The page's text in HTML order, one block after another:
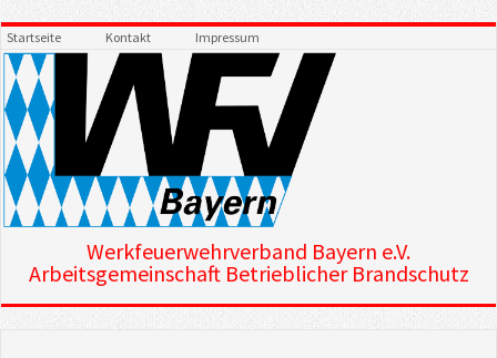
Startseite Kontakt Impressum
Werkfeuerwehrverband Bayern e.V.
Arbeitsgemeinschaft Betrieblicher Brandschutz